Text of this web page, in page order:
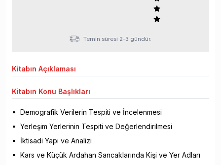
Temin süresi 2-3 gündür.
Kitabın Açıklaması
Kitabın Konu Başlıkları
Demografik Verilerin Tespiti ve İncelenmesi
Yerleşim Yerlerinin Tespiti ve Değerlendirilmesi
İktisadi Yapı ve Analizi
Kars ve Küçük Ardahan Sancaklarında Kişi ve Yer Adları